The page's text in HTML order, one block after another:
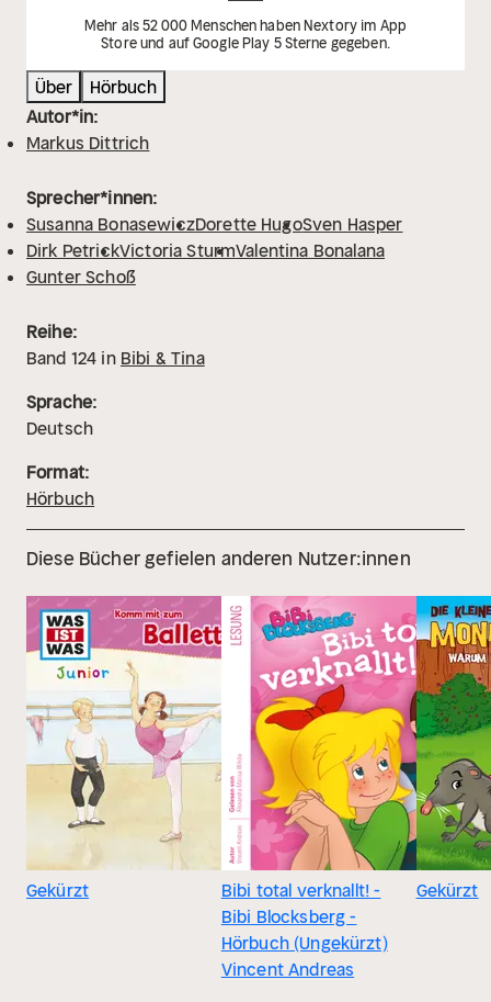
Mehr als 52 000 Menschen haben Nextory im App
Store und auf Google Play 5 Sterne gegeben.
Über
Hörbuch
Autor*in:
Markus Dittrich
Sprecher*innen:
Susanna BonasewiczDorette HugoSven Hasper
Dirk PetrickVictoria SturmValentina Bonalana
Gunter Schoß
Reihe:
Band 124 in Bibi & Tina
Sprache:
Deutsch
Format:
Hörbuch
Diese Bücher gefielen anderen Nutzer:innen
Gekürzt
Bibi total verknallt! -
Bibi Blocksberg -
Hörbuch (Ungekürzt)
Vincent Andreas
Gekürzt